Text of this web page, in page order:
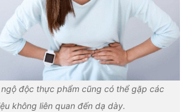
độc thực phẩm cũng có thể gặp các
không liên quan đến dạ dày.